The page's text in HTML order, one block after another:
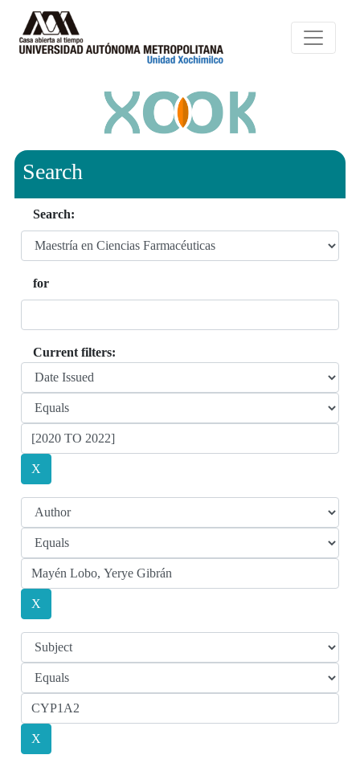
Search
Search:
for
Current filters: